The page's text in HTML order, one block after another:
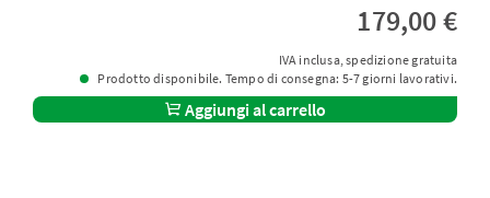
179,00 €
IVA inclusa, spedizione gratuita
Prodotto disponibile. Tempo di consegna: 5-7 giorni lavorativi.
Aggiungi al carrello